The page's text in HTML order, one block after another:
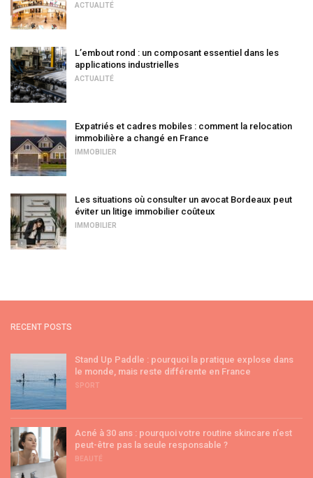
ACTUALITÉ
L’embout rond : un composant essentiel dans les
applications industrielles
ACTUALITÉ
Expatriés et cadres mobiles : comment la relocation
immobilière a changé en France
IMMOBILIER
Les situations où consulter un avocat Bordeaux peut
éviter un litige immobilier coûteux
IMMOBILIER
RECENT POSTS
Stand Up Paddle : pourquoi la pratique explose dans
le monde, mais reste différente en France
SPORT
Acné à 30 ans : pourquoi votre routine skincare n’est
peut-être pas la seule responsable ?
BEAUTÉ